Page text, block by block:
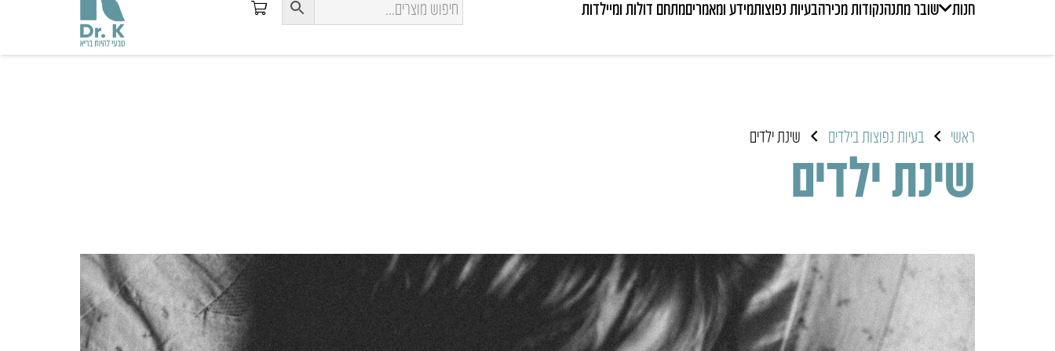
חנות שובר מתנהנקודות מכירהבעיות נפוצותמידע ומאמריםמתחם דולות ומיילדות
ראשי בעיות נפוצות בילדים שינת ילדים
שינת ילדים